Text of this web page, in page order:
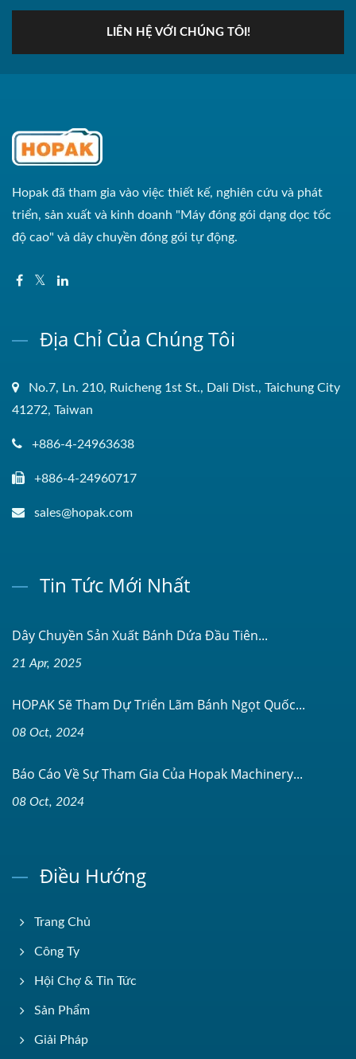
LIÊN HỆ VỚI CHÚNG TÔI!
Hopak đã tham gia vào việc thiết kế, nghiên cứu và phát
triển, sản xuất và kinh doanh "Máy đóng gói dạng dọc tốc
độ cao" và dây chuyền đóng gói tự động.
Địa Chỉ Của Chúng Tôi
No.7, Ln. 210, Ruicheng 1st St., Dali Dist., Taichung City
41272, Taiwan
+886-4-24963638
+886-4-24960717
sales@hopak.com
Tin Tức Mới Nhất
Dây Chuyền Sản Xuất Bánh Dứa Đầu Tiên...
21 Apr, 2025
HOPAK Sẽ Tham Dự Triển Lãm Bánh Ngọt Quốc...
08 Oct, 2024
Báo Cáo Về Sự Tham Gia Của Hopak Machinery...
08 Oct, 2024
Điều Hướng
Trang Chủ
Công Ty
Hội Chợ & Tin Tức
Sản Phẩm
Giải Pháp